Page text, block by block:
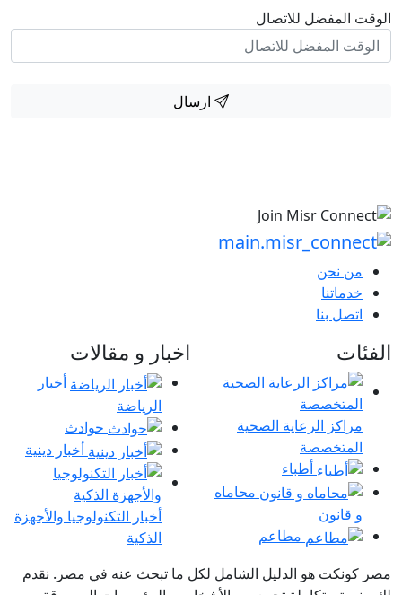
الوقت المفضل للاتصال
ارسال
من نحن
خدماتنا
اتصل بنا
الفئات
مراكز الرعاية الصحية
المتخصصة
أطباء
محاماه
و قانون
مطاعم
اخبار و مقالات
أخبار
الرياضة
حوادث
أخبار دينية
أخبار التكنولوجيا والأجهزة
الذكية
مصر كونكت هو الدليل الشامل لكل ما تبحث عنه في مصر. نقدم